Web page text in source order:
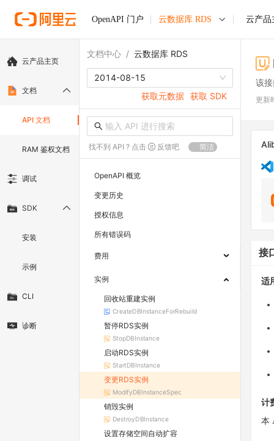
OpenAPI 门户 云数据库 RDS 云产品
云产品主页
文档
API 文档
RAM 鉴权文档
调试
SDK
安装
示例
CLI
诊断
文档中心 / 云数据库 RDS
2014-08-15
获取元数据 获取 SDK
找不到 API ? 点击 反馈吧 简洁
OpenAPI 概览
变更历史
授权信息
所有错误码
费用
实例
回收站重建实例
CreateDBInstanceForRebuild
暂停RDS实例
StopDBInstance
启动RDS实例
StartDBInstance
变更RDS实例
ModifyDBInstanceSpec
销毁实例
DestroyDBInstance
设置存储空间自动扩容
该
更新
接
适
计
本